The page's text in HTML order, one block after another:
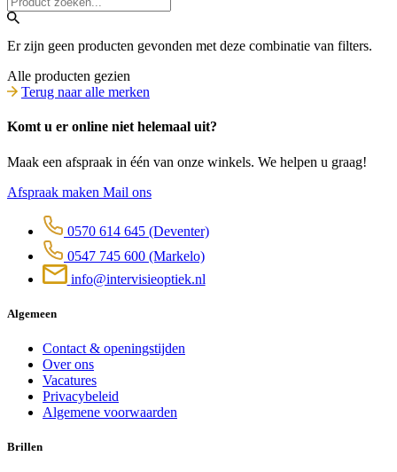
Er zijn geen producten gevonden met deze combinatie van filters.
Alle producten gezien
Terug naar alle merken
Komt u er online niet helemaal uit?
Maak een afspraak in één van onze winkels. We helpen u graag!
Afspraak maken Mail ons
0570 614 645 (Deventer)
0547 745 600 (Markelo)
info@intervisieoptiek.nl
Algemeen
Contact & openingstijden
Over ons
Vacatures
Privacybeleid
Algemene voorwaarden
Brillen